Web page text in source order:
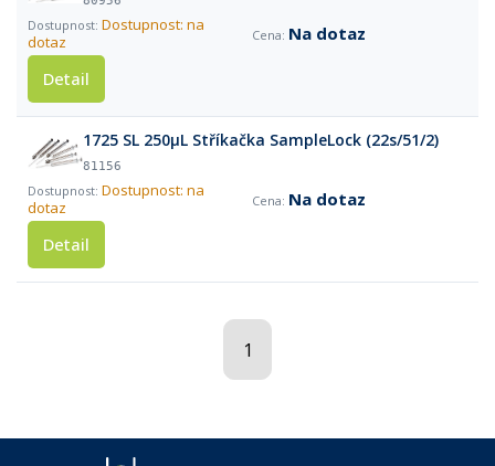
Dostupnost: na
dotaz
Na dotaz
Detail
1725 SL 250µL Stříkačka SampleLock (22s/51/2)
81156
Dostupnost: na
dotaz
Na dotaz
Detail
1